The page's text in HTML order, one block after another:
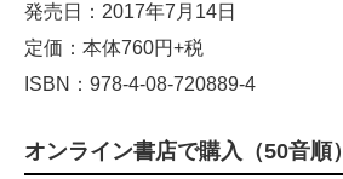
発売日：2017年7月14日
定価：本体760円+税
ISBN：978-4-08-720889-4
オンライン書店で購入（50音順）